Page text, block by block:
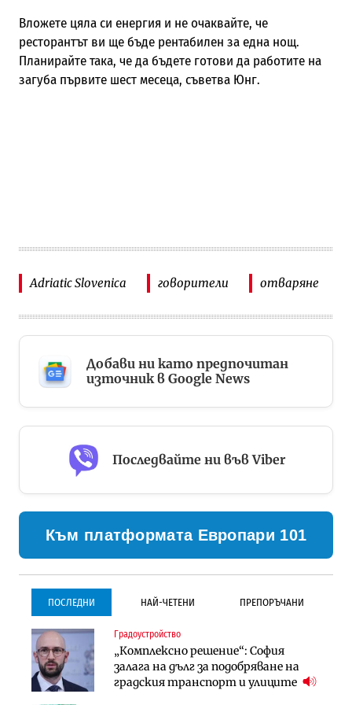
Вложете цяла си енергия и не очаквайте, че
ресторантът ви ще бъде рентабилен за една нощ.
Планирайте така, че да бъдете готови да работите на
загуба първите шест месеца, съветва Юнг.
Adriatic Slovenica говорители отваряне
Добави ни като предпочитан
източник в Google News
Последвайте ни във Viber
Към платформата Европари 101
ПОСЛЕДНИ НАЙ-ЧЕТЕНИ ПРЕПОРЪЧАНИ
Градоустройство
„Комплексно решение“: София
залага на дълг за подобряване на
градския транспорт и улиците
Градоустройство
Столична община избра
изпълнител за преместването на
трамвайното трасе по бул.
Инфраструктура
Проектирането на тунела под
Петрохан ще върви паралелно с
екологичните оценки